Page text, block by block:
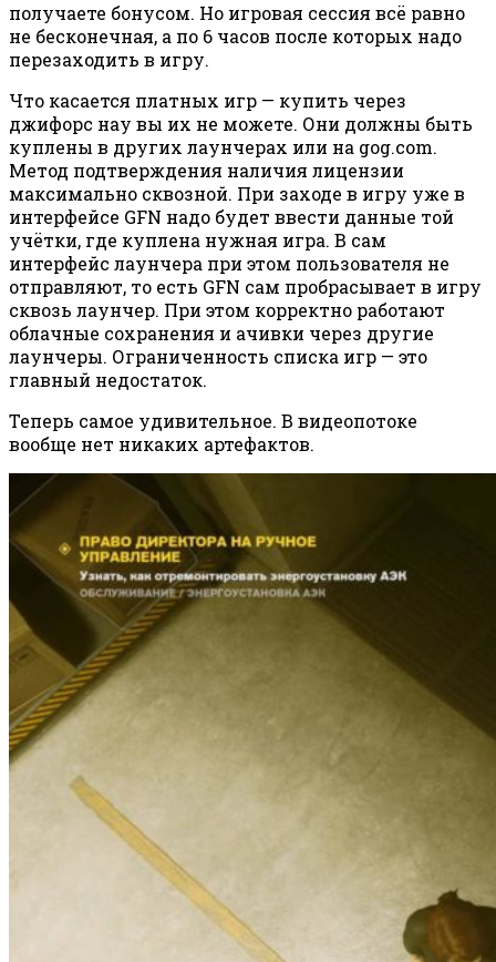
получаете бонусом. Но игровая сессия всё равно
не бесконечная, а по 6 часов после которых надо
перезаходить в игру.
Что касается платных игр — купить через
джифорс нау вы их не можете. Они должны быть
куплены в других лаунчерах или на gog.com.
Метод подтверждения наличия лицензии
максимально сквозной. При заходе в игру уже в
интерфейсе GFN надо будет ввести данные той
учётки, где куплена нужная игра. В сам
интерфейс лаунчера при этом пользователя не
отправляют, то есть GFN сам пробрасывает в игру
сквозь лаунчер. При этом корректно работают
облачные сохранения и ачивки через другие
лаунчеры. Ограниченность списка игр — это
главный недостаток.
Теперь самое удивительное. В видеопотоке
вообще нет никаких артефактов.